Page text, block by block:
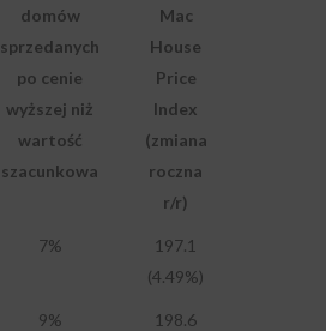
domów
sprzedanych
po cenie
wyższej niż
wartość
szacunkowa
Mac
House
Price
Index
(zmiana
roczna
r/r)
7%
197.1
(4.49%)
9%
198.6